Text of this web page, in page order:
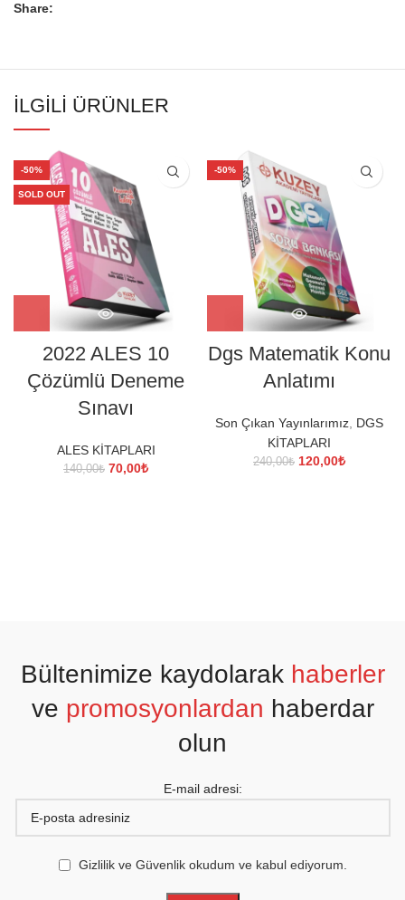
Share:
İLGILI ÜRÜNLER
-50%
SOLD OUT
2022 ALES 10
Çözümlü Deneme
Sınavı
ALES KİTAPLARI
140,00₺ Orijinal
70,00₺Şu
-50%
Dgs Matematik Konu
Anlatımı
Son Çıkan Yayınlarımız DGS
KİTAPLARI
240,00₺ Orijinal
120,00₺Şu
Bültenimize kaydolarak haberler
ve promosyonlardan haberdar
olun
E-mail adresi:
Gizlilik ve Güvenlik okudum ve kabul ediyorum.